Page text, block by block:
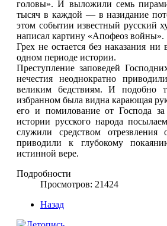
головы». И выложили семь
тысяч в каждой — в назидание
этом событии известный русский
написал картину «Апофеоз войны».
Грех не остается без наказания
одном периоде истории.
Преступление заповедей
нечестия неоднократно
великим бедствиям. И подобно
избранном была видна карающая
его и помилование от Господа
истории русского народа
служили средством отрезвления
приводили к глубокому
истинной вере.
Подробности
Просмотров: 21424
Назад